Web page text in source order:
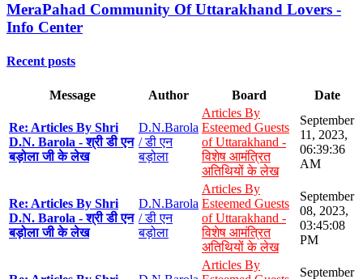
MeraPahad Community Of Uttarakhand Lovers -
Info Center
Recent posts
Message Author Board Date
Re: Articles By Shri
D.N. Barola - श्री डी एन
बड़ोला जी के लेख
D.N.Barola
/ डी एन
बड़ोला
Articles By
Esteemed Guests
of Uttarakhand -
विशेष आमंत्रित
अतिथियों के लेख
September
11, 2023,
06:39:36
AM
Re: Articles By Shri
D.N. Barola - श्री डी एन
बड़ोला जी के लेख
D.N.Barola
/ डी एन
बड़ोला
Articles By
Esteemed Guests
of Uttarakhand -
विशेष आमंत्रित
अतिथियों के लेख
September
08, 2023,
03:45:08
PM
Articles By
September